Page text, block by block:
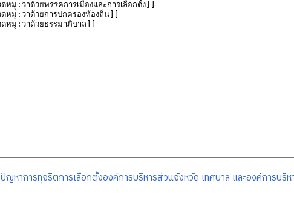
ปัญหาการทุจริตการเลือกตั้งองค์การบริหารส่วนจังหวัด เทศบาล และองค์การบริ